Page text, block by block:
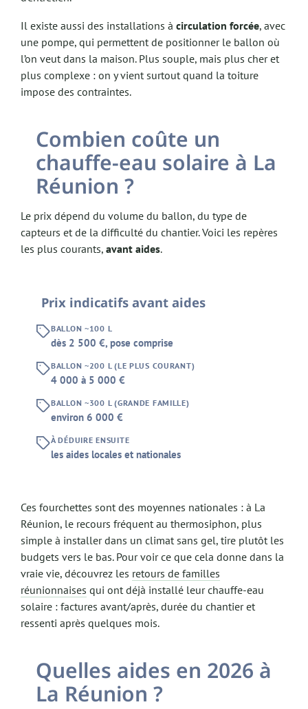
Il existe aussi des installations à circulation forcée, avec
une pompe, qui permettent de positionner le ballon où
l’on veut dans la maison. Plus souple, mais plus cher et
plus complexe : on y vient surtout quand la toiture
impose des contraintes.
Combien coûte un
chauffe-eau solaire à La
Réunion ?
Le prix dépend du volume du ballon, du type de
capteurs et de la difficulté du chantier. Voici les repères
les plus courants, avant aides.
Prix indicatifs avant aides
BALLON ~100 L
dès 2 500 €, pose comprise
BALLON ~200 L (LE PLUS COURANT)
4 000 à 5 000 €
BALLON ~300 L (GRANDE FAMILLE)
environ 6 000 €
À DÉDUIRE ENSUITE
les aides locales et nationales
Ces fourchettes sont des moyennes nationales : à La
Réunion, le recours fréquent au thermosiphon, plus
simple à installer dans un climat sans gel, tire plutôt les
budgets vers le bas. Pour voir ce que cela donne dans la
vraie vie, découvrez les retours de familles
réunionnaises qui ont déjà installé leur chauffe-eau
solaire : factures avant/après, durée du chantier et
ressenti après quelques mois.
Quelles aides en 2026 à
La Réunion ?